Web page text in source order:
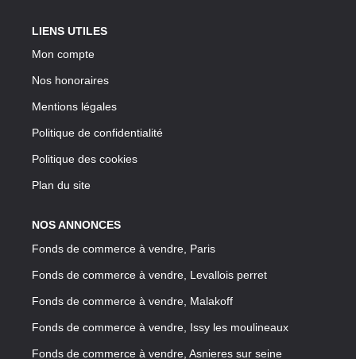
LIENS UTILES
Mon compte
Nos honoraires
Mentions légales
Politique de confidentialité
Politique des cookies
Plan du site
NOS ANNONCES
Fonds de commerce à vendre, Paris
Fonds de commerce à vendre, Levallois perret
Fonds de commerce à vendre, Malakoff
Fonds de commerce à vendre, Issy les moulineaux
Fonds de commerce à vendre, Asnieres sur seine